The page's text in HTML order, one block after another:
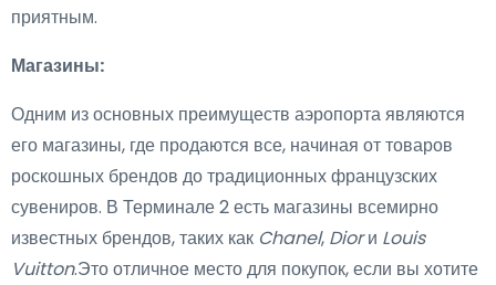
приятным.
Магазины:
Одним из основных преимуществ аэропорта являются
его магазины, где продаются все, начиная от товаров
роскошных брендов до традиционных французских
сувениров. В Терминале 2 есть магазины всемирно
известных брендов, таких как Chanel, Diorи Louis
Vuitton.Это отличное место для покупок, если вы хотите